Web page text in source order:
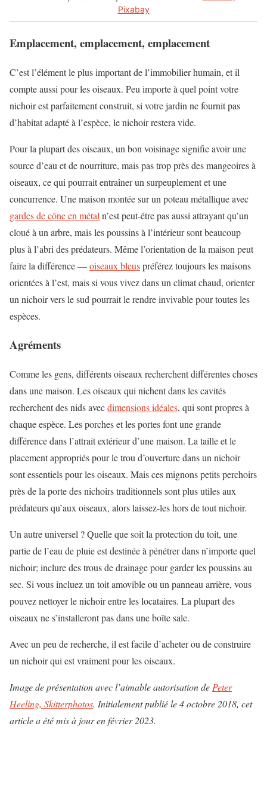
Pixabay
Emplacement, emplacement, emplacement
C’est l’élément le plus important de l’immobilier humain, et il
compte aussi pour les oiseaux. Peu importe à quel point votre
nichoir est parfaitement construit, si votre jardin ne fournit pas
d’habitat adapté à l’espèce, le nichoir restera vide.
Pour la plupart des oiseaux, un bon voisinage signifie avoir une
source d’eau et de nourriture, mais pas trop près des mangeoires à
oiseaux, ce qui pourrait entraîner un surpeuplement et une
concurrence. Une maison montée sur un poteau métallique avec
gardes de cône en métal n’est peut-être pas aussi attrayant qu’un
cloué à un arbre, mais les poussins à l’intérieur sont beaucoup
plus à l’abri des prédateurs. Même l’orientation de la maison peut
faire la différence —oiseaux bleuspréférez toujours les maisons
orientées à l’est, mais si vous vivez dans un climat chaud, orienter
un nichoir vers le sud pourrait le rendre invivable pour toutes les
espèces.
Agréments
Comme les gens, différents oiseaux recherchent différentes choses
dans une maison. Les oiseaux qui nichent dans les cavités
recherchent des nids avecdimensions idéales, qui sont propres à
chaque espèce. Les porches et les portes font une grande
différence dans l’attrait extérieur d’une maison. La taille et le
placement appropriés pour le trou d’ouverture dans un nichoir
sont essentiels pour les oiseaux. Mais ces mignons petits perchoirs
près de la porte des nichoirs traditionnels sont plus utiles aux
prédateurs qu’aux oiseaux, alors laissez-les hors de tout nichoir.
Un autre universel ? Quelle que soit la protection du toit, une
partie de l’eau de pluie est destinée à pénétrer dans n’importe quel
nichoir; inclure des trous de drainage pour garder les poussins au
sec. Si vous incluez un toit amovible ou un panneau arrière, vous
pouvez nettoyer le nichoir entre les locataires. La plupart des
oiseaux ne s’installeront pas dans une boîte sale.
Avec un peu de recherche, il est facile d’acheter ou de construire
un nichoir qui est vraiment pour les oiseaux.
Image de présentation avec l’aimable autorisation de Peter
Heeling, Skitterphotos. Initialement publié le 4 octobre 2018, cet
article a été mis à jour en février 2023.